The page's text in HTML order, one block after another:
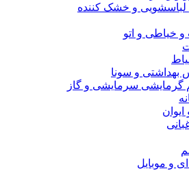
لباسشویی و خشک کننده
خیاطی و اتو
و سونا
گرمایشی سرمایشی و گاز
و موبایل